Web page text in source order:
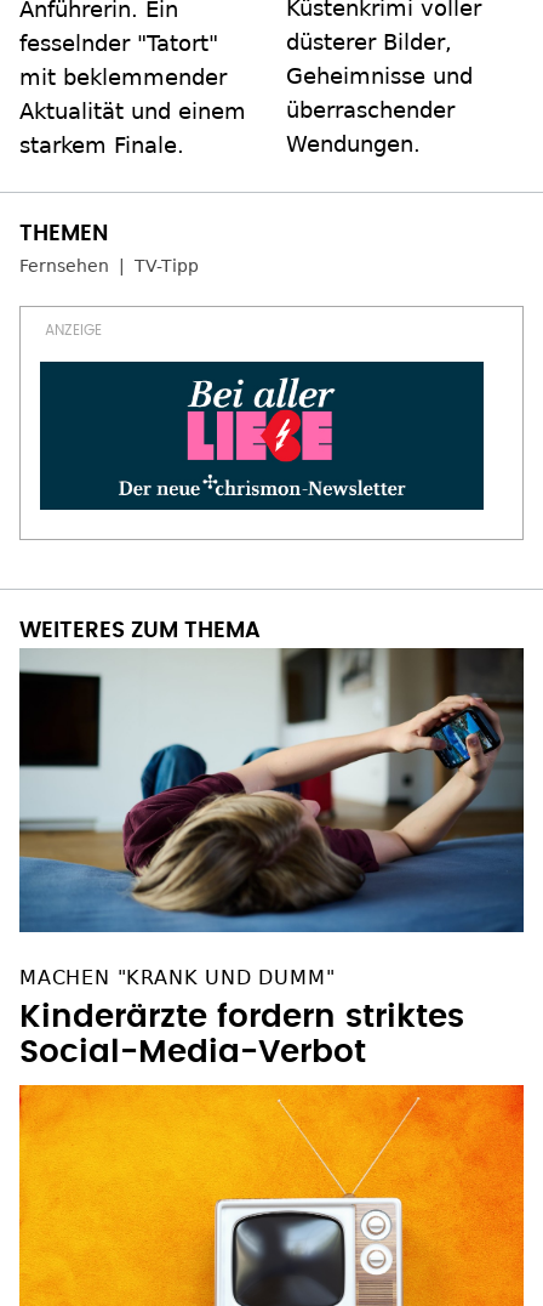
Anführerin. Ein
fesselnder "Tatort"
mit beklemmender
Aktualität und einem
starkem Finale.
Küstenkrimi voller
düsterer Bilder,
Geheimnisse und
überraschender
Wendungen.
Fernsehen TV-Tipp
WEITERES ZUM THEMA
MACHEN "KRANK UND DUMM"
Kinderärzte fordern striktes